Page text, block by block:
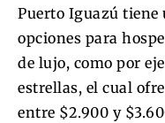
Puerto Iguazú tiene
opciones para
de lujo, como por
estrellas, el cual
entre $2.900 y